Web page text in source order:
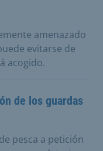
amenazado
evitarse de
acogido.
de los guardas
pesca a petición